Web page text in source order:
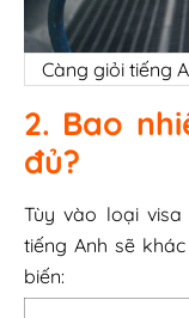
Càng giỏi tiếng
2. Bao
đủ?
Tùy vào loại
tiếng Anh sẽ
biến: